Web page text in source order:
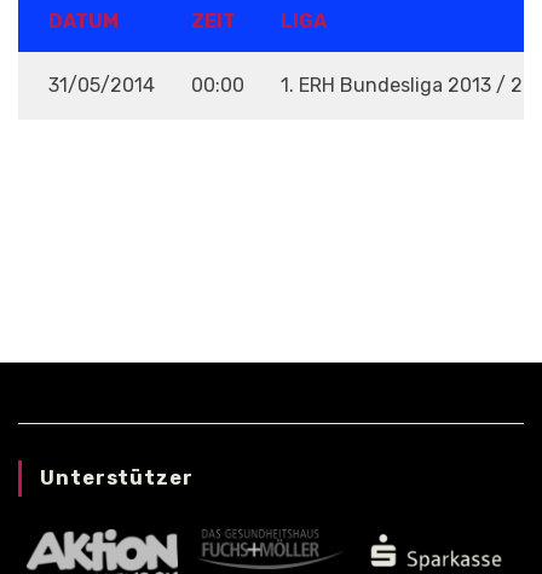
DATUM ZEIT LIGA
31/05/2014 00:00 1. ERH Bundesliga 2013 /
Unterstützer